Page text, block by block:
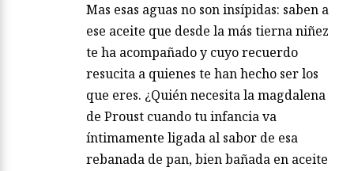
Mas esas aguas no son insípidas: saben a
ese aceite que desde la más tierna niñez
te ha acompañado y cuyo recuerdo
resucita a quienes te han hecho ser los
que eres. ¿Quién necesita la magdalena
de Proust cuando tu infancia va
íntimamente ligada al sabor de esa
rebanada de pan, bien bañada en aceite